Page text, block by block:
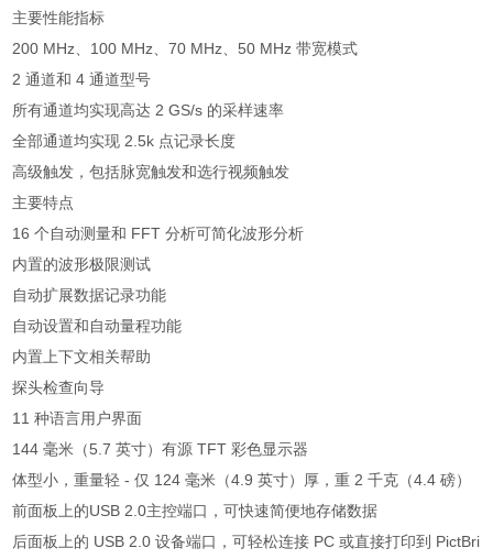
主要性能指标
200 MHz、100 MHz、70 MHz、50 MHz 带宽模式
2 通道和 4 通道型号
所有通道均实现高达 2 GS/s 的采样速率
全部通道均实现 2.5k 点记录长度
高级触发，包括脉宽触发和选行视频触发
主要特点
16 个自动测量和 FFT 分析可简化波形分析
内置的波形极限测试
自动扩展数据记录功能
自动设置和自动量程功能
内置上下文相关帮助
探头检查向导
11 种语言用户界面
144 毫米（5.7 英寸）有源 TFT 彩色显示器
体型小，重量轻 - 仅 124 毫米（4.9 英寸）厚，重 2 千克（4.4 磅）
前面板上的USB 2.0主控端口，可快速简便地存储数据
后面板上的 USB 2.0 设备端口，可轻松连接 PC 或直接打印到 PictBri